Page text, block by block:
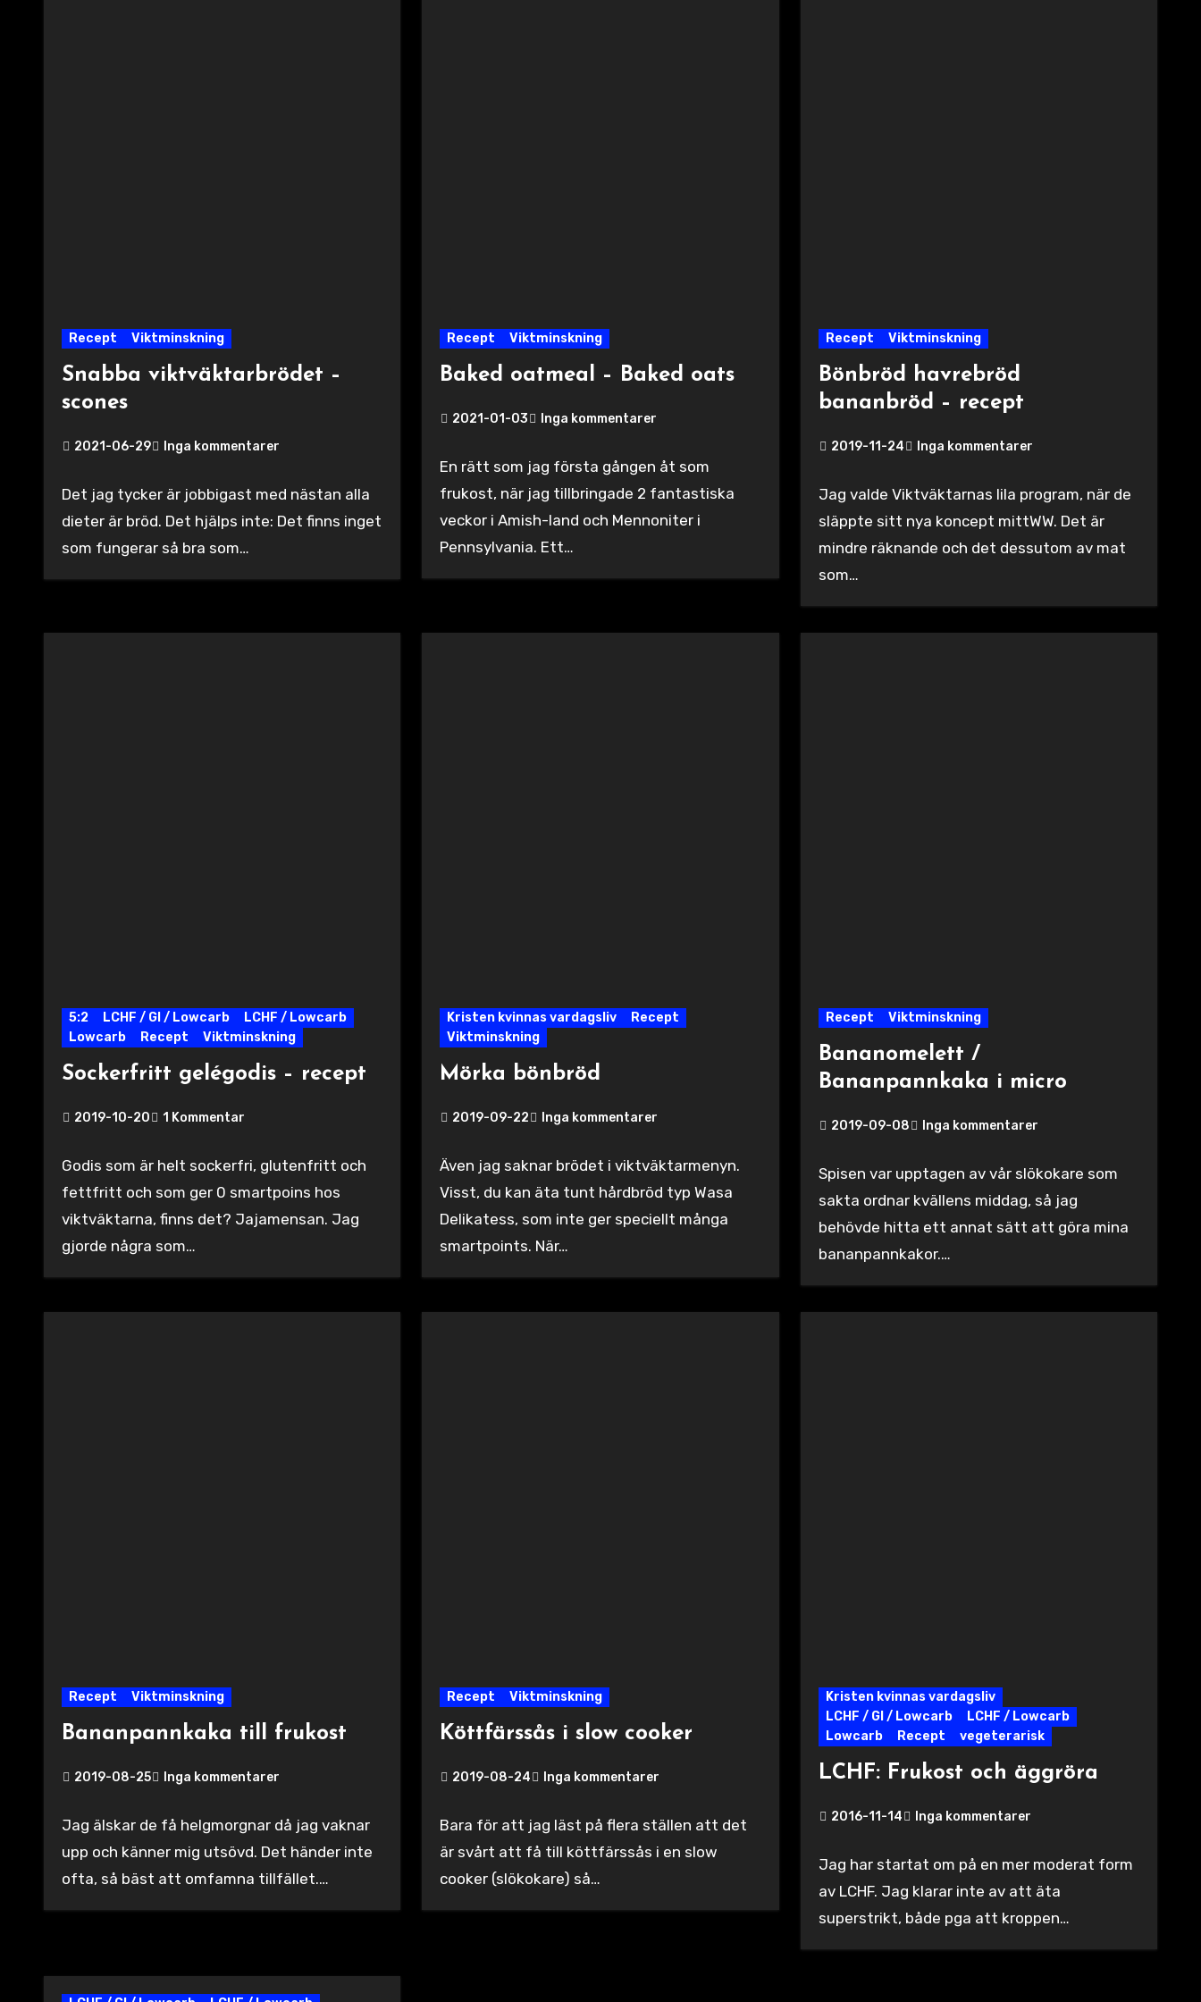
Recept Viktminskning
Snabba viktväktarbrödet –
scones
2021-06-29 Inga kommentarer
Det jag tycker är jobbigast med nästan alla
dieter är bröd. Det hjälps inte: Det finns inget
som fungerar så bra som…
Recept Viktminskning
Baked oatmeal – Baked oats
2021-01-03 Inga kommentarer
En rätt som jag första gången åt som
frukost, när jag tillbringade 2 fantastiska
veckor i Amish-land och Mennoniter i
Pennsylvania. Ett…
Recept Viktminskning
Bönbröd havrebröd
bananbröd – recept
2019-11-24 Inga kommentarer
Jag valde Viktväktarnas lila program, när de
släppte sitt nya koncept mittWW. Det är
mindre räknande och det dessutom av mat
som…
5:2 LCHF / GI / Lowcarb
LCHF / Lowcarb
Lowcarb
Recept Viktminskning
Sockerfritt gelégodis – recept
2019-10-20 1 Kommentar
Godis som är helt sockerfri, glutenfritt och
fettfritt och som ger 0 smartpoins hos
viktväktarna, finns det? Jajamensan. Jag
gjorde några som…
Kristen kvinnas vardagsliv
Recept
Viktminskning
Mörka bönbröd
2019-09-22 Inga kommentarer
Även jag saknar brödet i viktväktarmenyn.
Visst, du kan äta tunt hårdbröd typ Wasa
Delikatess, som inte ger speciellt många
smartpoints. När…
Recept Viktminskning
Bananomelett /
Bananpannkaka i micro
2019-09-08 Inga kommentarer
Spisen var upptagen av vår slökokare som
sakta ordnar kvällens middag, så jag
behövde hitta ett annat sätt att göra mina
bananpannkakor.…
Recept Viktminskning
Bananpannkaka till frukost
2019-08-25 Inga kommentarer
Jag älskar de få helgmorgnar då jag vaknar
upp och känner mig utsövd. Det händer inte
ofta, så bäst att omfamna tillfället.…
Recept Viktminskning
Köttfärssås i slow cooker
2019-08-24 Inga kommentarer
Bara för att jag läst på flera ställen att det
är svårt att få till köttfärssås i en slow
cooker (slökokare) så…
Kristen kvinnas vardagsliv
LCHF / GI / Lowcarb
LCHF / Lowcarb
Lowcarb
Recept vegeterarisk
LCHF: Frukost och äggröra
2016-11-14 Inga kommentarer
Jag har startat om på en mer moderat form
av LCHF. Jag klarar inte av att äta
superstrikt, både pga att kroppen…